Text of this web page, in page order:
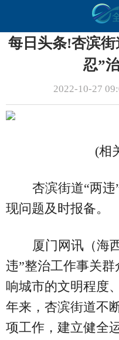
每日头条!杏滨
忍”
2022-10-27
(相
杏滨街道“两
现问题及时报备。
厦门网讯（海
违”整治工作事关
响城市的文明程度
年来，杏滨街道不
项工作，建立健全